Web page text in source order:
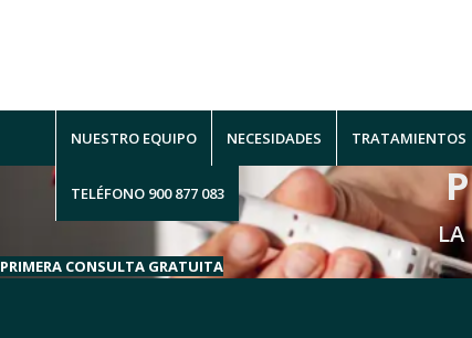
NUESTRO EQUIPO NECESIDADES TRATAMIENTOS
TELÉFONO 900 877 083
LA
PRIMERA CONSULTA GRATUITA